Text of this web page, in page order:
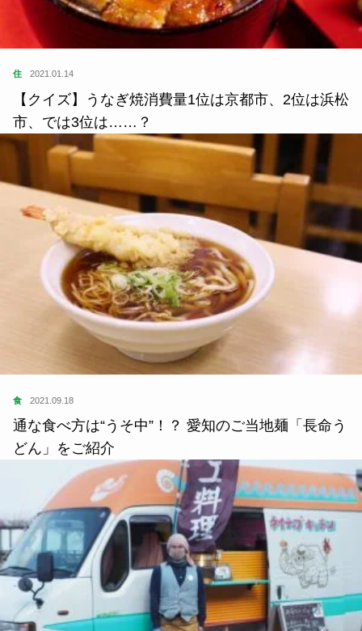
住 2021.01.14
【クイズ】うなぎ焼消費量1位は京都市、2位は浜松
市、では3位は……？
食 2021.09.18
通な食べ方は“うそ中”！？ 愛知のご当地麺「長命う
どん」をご紹介